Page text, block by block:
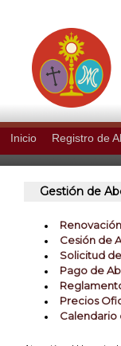
Inicio Registro de
Gestión de
Cesión de
Solicitud
Pago de
Precios
Calendario